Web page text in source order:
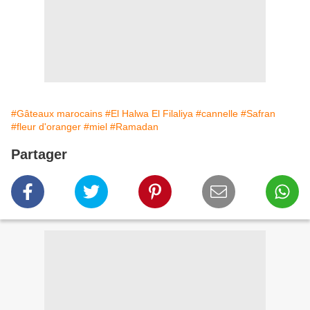
#Gâteaux marocains #El Halwa El Filaliya #cannelle #Safran
#fleur d'oranger #miel #Ramadan
Partager